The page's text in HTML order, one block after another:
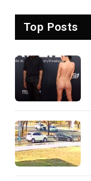
Top Posts